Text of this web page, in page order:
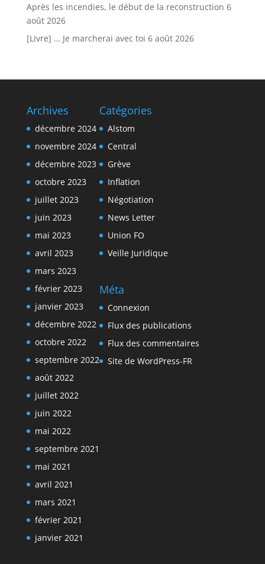
Après les incendies, le début de la reconstruction 6
août 2026
[Livre] … Je marcherai avec toi 6 août 2026
Archives
décembre 2024
novembre 2024
décembre 2023
octobre 2023
juillet 2023
juin 2023
mai 2023
avril 2023
mars 2023
février 2023
janvier 2023
décembre 2022
octobre 2022
septembre 2022
août 2022
juillet 2022
juin 2022
mai 2022
septembre 2021
mai 2021
avril 2021
mars 2021
février 2021
janvier 2021
Catégories
Alstom
Central
Grève
Inflation
Négotiation
News Letter
Union FO
Veille Juridique
Méta
Connexion
Flux des publications
Flux des commentaires
Site de WordPress-FR